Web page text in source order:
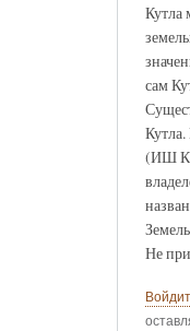
Кутла
сам
(ИШ
Не